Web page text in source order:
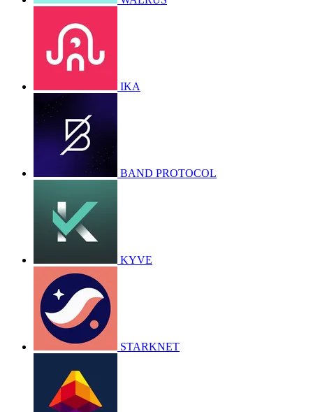
IKA
BAND PROTOCOL
KYVE
STARKNET